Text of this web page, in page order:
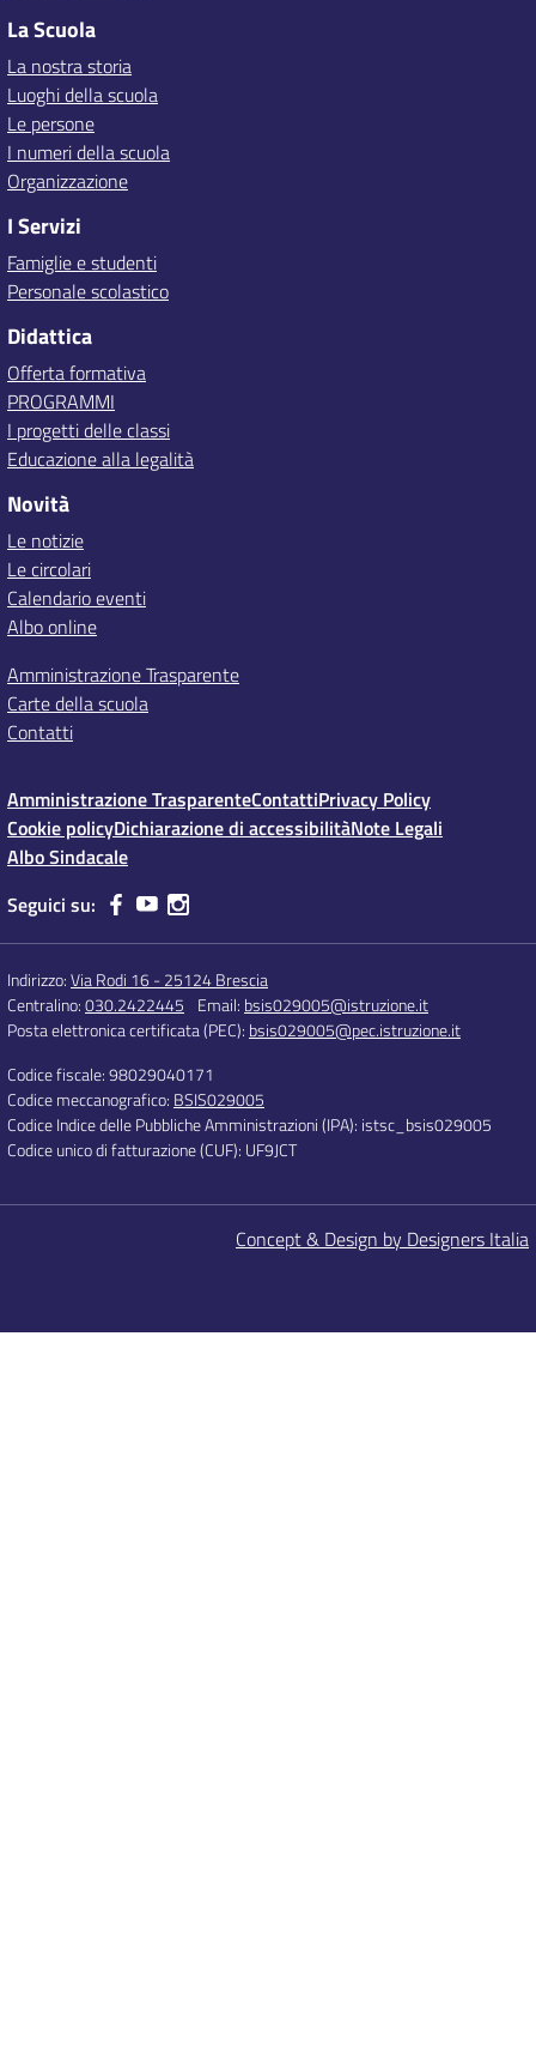
La Scuola
La nostra storia
Luoghi della scuola
Le persone
I numeri della scuola
Organizzazione
I Servizi
Famiglie e studenti
Personale scolastico
Didattica
Offerta formativa
PROGRAMMI
I progetti delle classi
Educazione alla legalità
Novità
Le notizie
Le circolari
Calendario eventi
Albo online
Amministrazione Trasparente
Carte della scuola
Contatti
Amministrazione TrasparenteContattiPrivacy Policy
Cookie policyDichiarazione di accessibilitàNote Legali
Albo Sindacale
Seguici su:
Indirizzo:Via Rodi 16 - 25124 Brescia
Centralino:030.2422445 Email: bsis029005@istruzione.it
Posta elettronica certificata (PEC): bsis029005@pec.istruzione.it
Codice fiscale: 98029040171
Codice meccanografico: BSIS029005
Codice Indice delle Pubbliche Amministrazioni (IPA): istsc_bsis029005
Codice unico di fatturazione (CUF): UF9JCT
Concept & Design by Designers Italia